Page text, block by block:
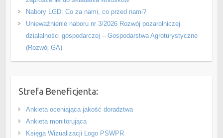
Nabory LGD: Co za nami, co przed nami?
Unieważnienie naboru nr 3/2026 Rozwój pozarolniczej
działalności gospodarczej – Gospodarstwa Agroturystyczne
(Rozwój GA)
Strefa Beneficjenta:
Ankieta oceniająca jakość doradztwa
Ankieta monitorująca
Księga Wizualizacji Logo PSWPR